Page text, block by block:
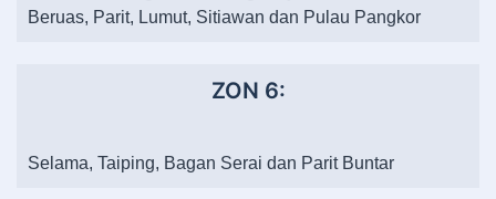
Beruas, Parit, Lumut, Sitiawan dan Pulau Pangkor
ZON 6:
Selama, Taiping, Bagan Serai dan Parit Buntar